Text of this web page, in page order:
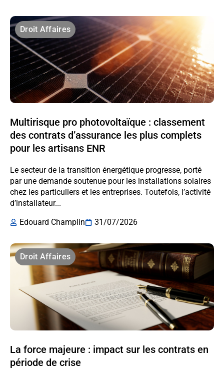
Droit Affaires
Multirisque pro photovoltaïque : classement
des contrats d’assurance les plus complets
pour les artisans ENR
Le secteur de la transition énergétique progresse, porté
par une demande soutenue pour les installations solaires
chez les particuliers et les entreprises. Toutefois, l’activité
d’installateur...
Edouard Champlin
31/07/2026
Droit Affaires
La force majeure : impact sur les contrats en
période de crise